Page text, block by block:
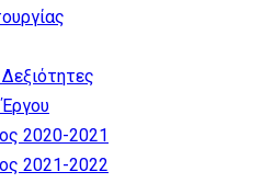
2020-2021
2021-2022